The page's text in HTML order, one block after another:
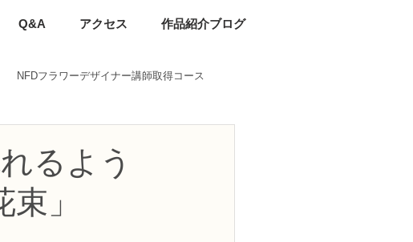
Q&A アクセス 作品紹介ブログ
NFDフラワーデザイナー講師取得コース
能士検定2級
るよう
」